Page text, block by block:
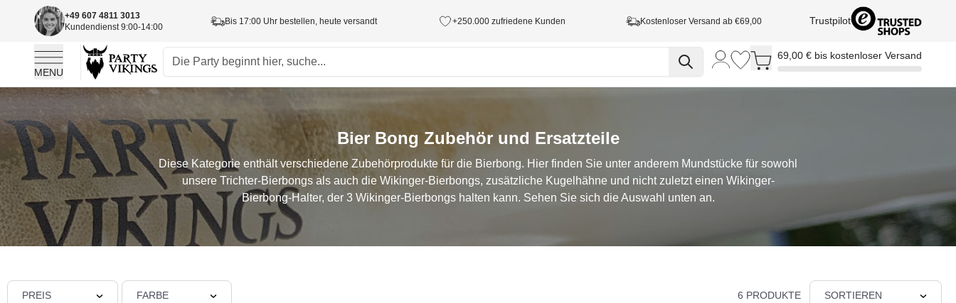
+49 607 4811 3013
Kundendienst 9:00-14:00
Bis 17:00 Uhr bestellen, heute versandt +250.000 zufriedene Kunden Kostenloser Versand ab €69,00 Trustpilot
MENU
Toggle minicart, Cart is empty
69,00 € bis kostenloser Versand
Skip to Content
Bier Bong Zubehör und Ersatzteile
Diese Kategorie enthält verschiedene Zubehörprodukte für die Bierbong. Hier finden Sie unter anderem Mundstücke für sowohl
unsere Trichter-Bierbongs als auch die Wikinger-Bierbongs, zusätzliche Kugelhähne und nicht zuletzt einen Wikinger-
Bierbong-Halter, der 3 Wikinger-Bierbongs halten kann. Sehen Sie sich die Auswahl unten an.
PREIS FARBE 6 PRODUKTE SORTIEREN